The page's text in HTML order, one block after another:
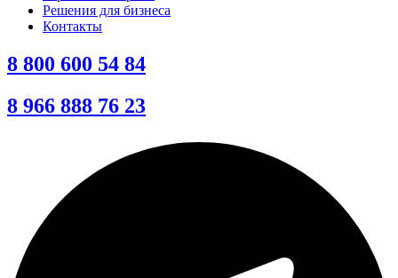
Решения для бизнеса
Контакты
8 800 600 54 84
8 966 888 76 23